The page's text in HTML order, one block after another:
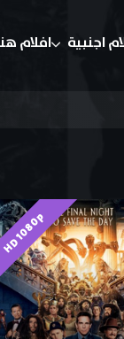
اجنبية افلام
HD 1080p